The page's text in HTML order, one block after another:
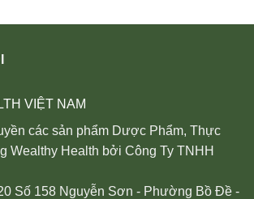
VIỆT NAM
các sản phẩm Dược Phẩm, Thực
Wealthy Health bởi Công Ty TNHH
Số 158 Nguyễn Sơn - Phường Bồ Đề -